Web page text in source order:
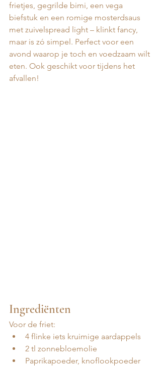
frietjes, gegrilde bimi, een vega
biefstuk en een romige mosterdsaus
met zuivelspread light – klinkt fancy,
maar is zó simpel. Perfect voor een
avond waarop je toch en voedzaam wilt
eten. Ook geschikt voor tijdens het
afvallen!
Ingrediënten
Voor de friet:
4 flinke iets kruimige aardappels
2 tl zonnebloemolie
Paprikapoeder, knoflookpoeder